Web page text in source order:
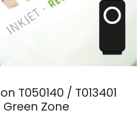
T050140 / T013401
Green Zone